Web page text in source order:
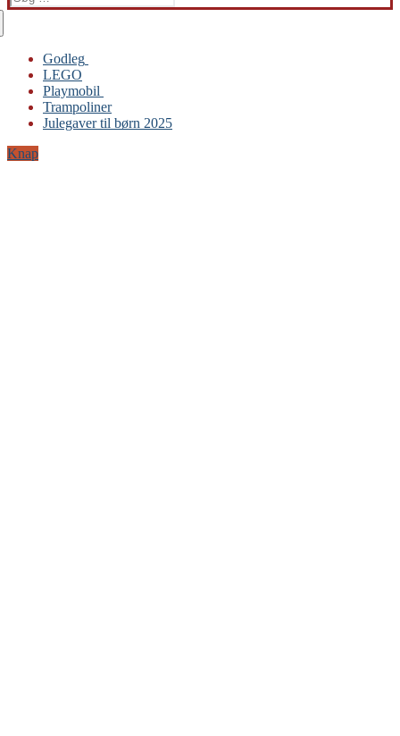
efter:
Godleg
Gabby’s Dukkehus
Playmobil
Trampoliner
LEGO
LEGO
Playmobil
Trampoliner
Julegaver til børn 2025
Knap